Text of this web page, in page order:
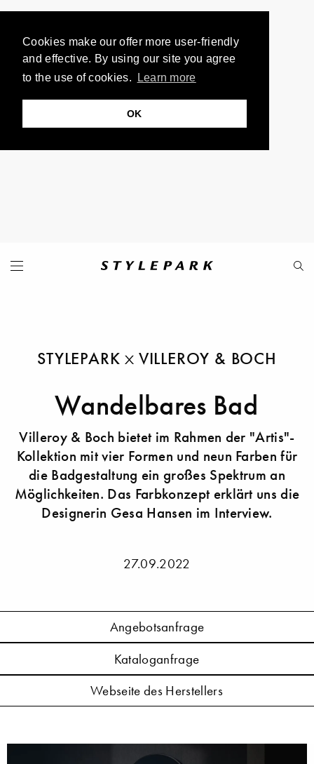
Cookies make our offer more user-friendly
and effective. By using our site you agree
to the use of cookies.
Learn more
OK
STYLEPARK VILLEROY & BOCH
Wandelbares Bad
Villeroy & Boch bietet im Rahmen der "Artis"-
Kollektion mit vier Formen und neun Farben für
die Badgestaltung ein großes Spektrum an
Möglichkeiten. Das Farbkonzept erklärt uns die
Designerin Gesa Hansen im Interview.
27.09.2022
Angebotsanfrage
Kataloganfrage
Webseite des Herstellers